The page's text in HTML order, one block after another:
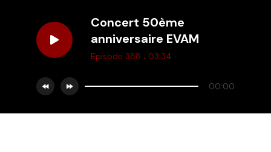
Concert 50ème
anniversaire EVAM
Episode 388 . 03:34
00:00